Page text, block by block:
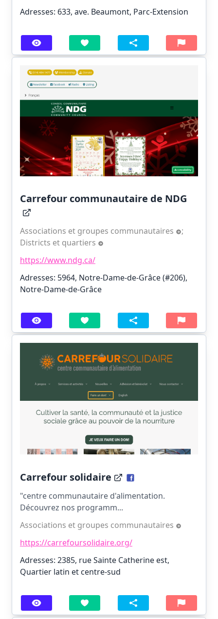
Adresses: 633, ave. Beaumont, Parc-Extension
Carrefour communautaire de NDG
Associations et groupes communautaires
;
Districts et quartiers
https://www.ndg.ca/
Adresses: 5964, Notre-Dame-de-Grâce (#206),
Notre-Dame-de-Grâce
Carrefour solidaire
"centre communautaire d'alimentation.
Découvrez nos programm...
Associations et groupes communautaires
https://carrefoursolidaire.org/
Adresses: 2385, rue Sainte Catherine est,
Quartier latin et centre-sud